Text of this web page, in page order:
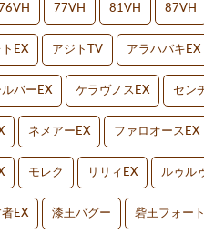
76VH 77VH 81VH 87VH
EX アジトTV アラハバキEX
バーEX ケラヴノスEX セン
ネメアーEX ファロオースEX
モレク リリィEX ルゥル
EX 漆王バグー 砦王フォー